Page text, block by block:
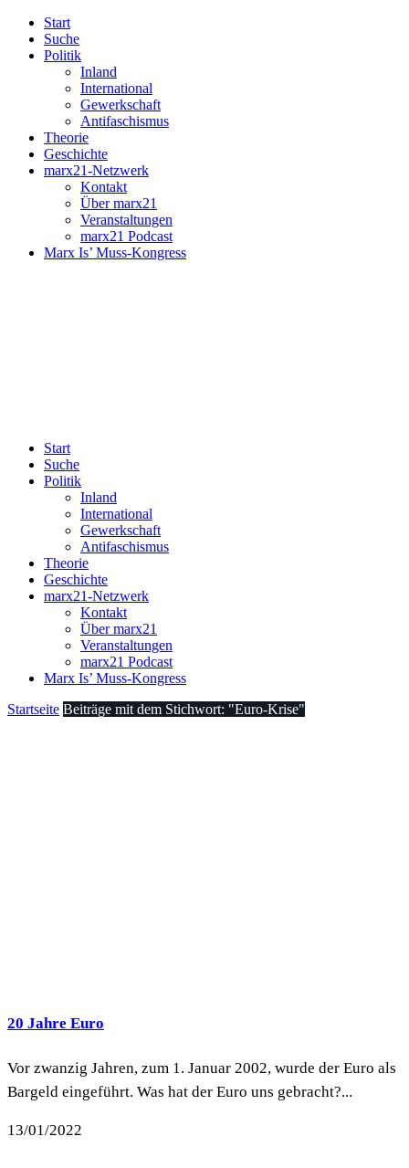
Start
Suche
Politik
Inland
International
Gewerkschaft
Antifaschismus
Theorie
Geschichte
marx21-Netzwerk
Kontakt
Über marx21
Veranstaltungen
marx21 Podcast
Marx Is’ Muss-Kongress
Start
Suche
Politik
Inland
International
Gewerkschaft
Antifaschismus
Theorie
Geschichte
marx21-Netzwerk
Kontakt
Über marx21
Veranstaltungen
marx21 Podcast
Marx Is’ Muss-Kongress
Startseite Beiträge mit dem Stichwort: "Euro-Krise"
20 Jahre Euro
Vor zwanzig Jahren, zum 1. Januar 2002, wurde der Euro als
Bargeld eingeführt. Was hat der Euro uns gebracht?...
13/01/2022